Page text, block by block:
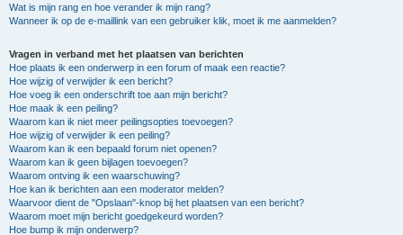
Wat is mijn rang en hoe verander ik mijn rang?
Wanneer ik op de e-maillink van een gebruiker klik, moet ik me aanmelden?
Vragen in verband met het plaatsen van berichten
Hoe plaats ik een onderwerp in een forum of maak een reactie?
Hoe wijzig of verwijder ik een bericht?
Hoe voeg ik een onderschrift toe aan mijn bericht?
Hoe maak ik een peiling?
Waarom kan ik niet meer peilingsopties toevoegen?
Hoe wijzig of verwijder ik een peiling?
Waarom kan ik een bepaald forum niet openen?
Waarom kan ik geen bijlagen toevoegen?
Waarom ontving ik een waarschuwing?
Hoe kan ik berichten aan een moderator melden?
Waarvoor dient de "Opslaan"-knop bij het plaatsen van een bericht?
Waarom moet mijn bericht goedgekeurd worden?
Hoe bump ik mijn onderwerp?